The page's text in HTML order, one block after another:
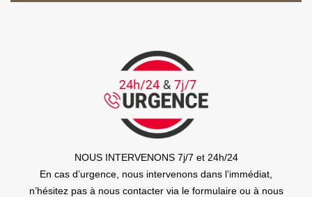
NOUS INTERVENONS 7j/7 et 24h/24
En cas d’urgence, nous intervenons dans l’immédiat,
n’hésitez pas à nous contacter via le formulaire ou à nous